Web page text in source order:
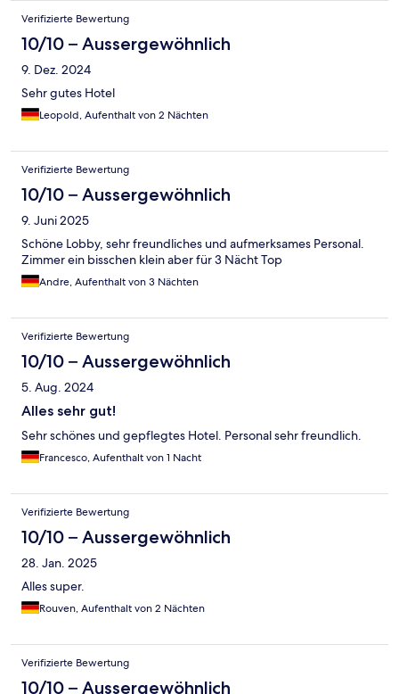
Verifizierte Bewertung
10/10 – Aussergewöhnlich
9. Dez. 2024
Sehr gutes Hotel
Leopold, Aufenthalt von 2 Nächten
Verifizierte Bewertung
10/10 – Aussergewöhnlich
9. Juni 2025
Schöne Lobby, sehr freundliches und aufmerksames Personal.
Zimmer ein bisschen klein aber für 3 Nächt Top
Andre, Aufenthalt von 3 Nächten
Verifizierte Bewertung
10/10 – Aussergewöhnlich
5. Aug. 2024
Alles sehr gut!
Sehr schönes und gepflegtes Hotel. Personal sehr freundlich.
Francesco, Aufenthalt von 1 Nacht
Verifizierte Bewertung
10/10 – Aussergewöhnlich
28. Jan. 2025
Alles super.
Rouven, Aufenthalt von 2 Nächten
Verifizierte Bewertung
10/10 – Aussergewöhnlich